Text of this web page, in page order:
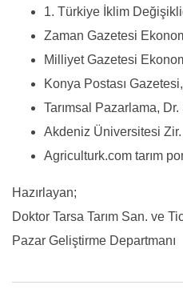
1. Türkiye İklim
Zaman Gazetesi
Milliyet Gazetesi
Konya Postası
Tarımsal Pazarlama,
Akdeniz Üniversitesi
Agriculturk.com tarım
Hazırlayan;
Doktor Tarsa Tarım San. ve
Pazar Geliştirme Departmanı